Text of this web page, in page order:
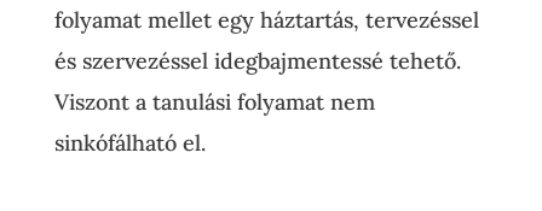
folyamat mellet egy háztartás, tervezéssel
és szervezéssel idegbajmentessé tehető.
Viszont a tanulási folyamat nem
sinkófálható el.